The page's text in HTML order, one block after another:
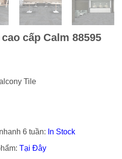
cấp Calm 88595
Tile
6 tuần: In Stock
Tại Đây